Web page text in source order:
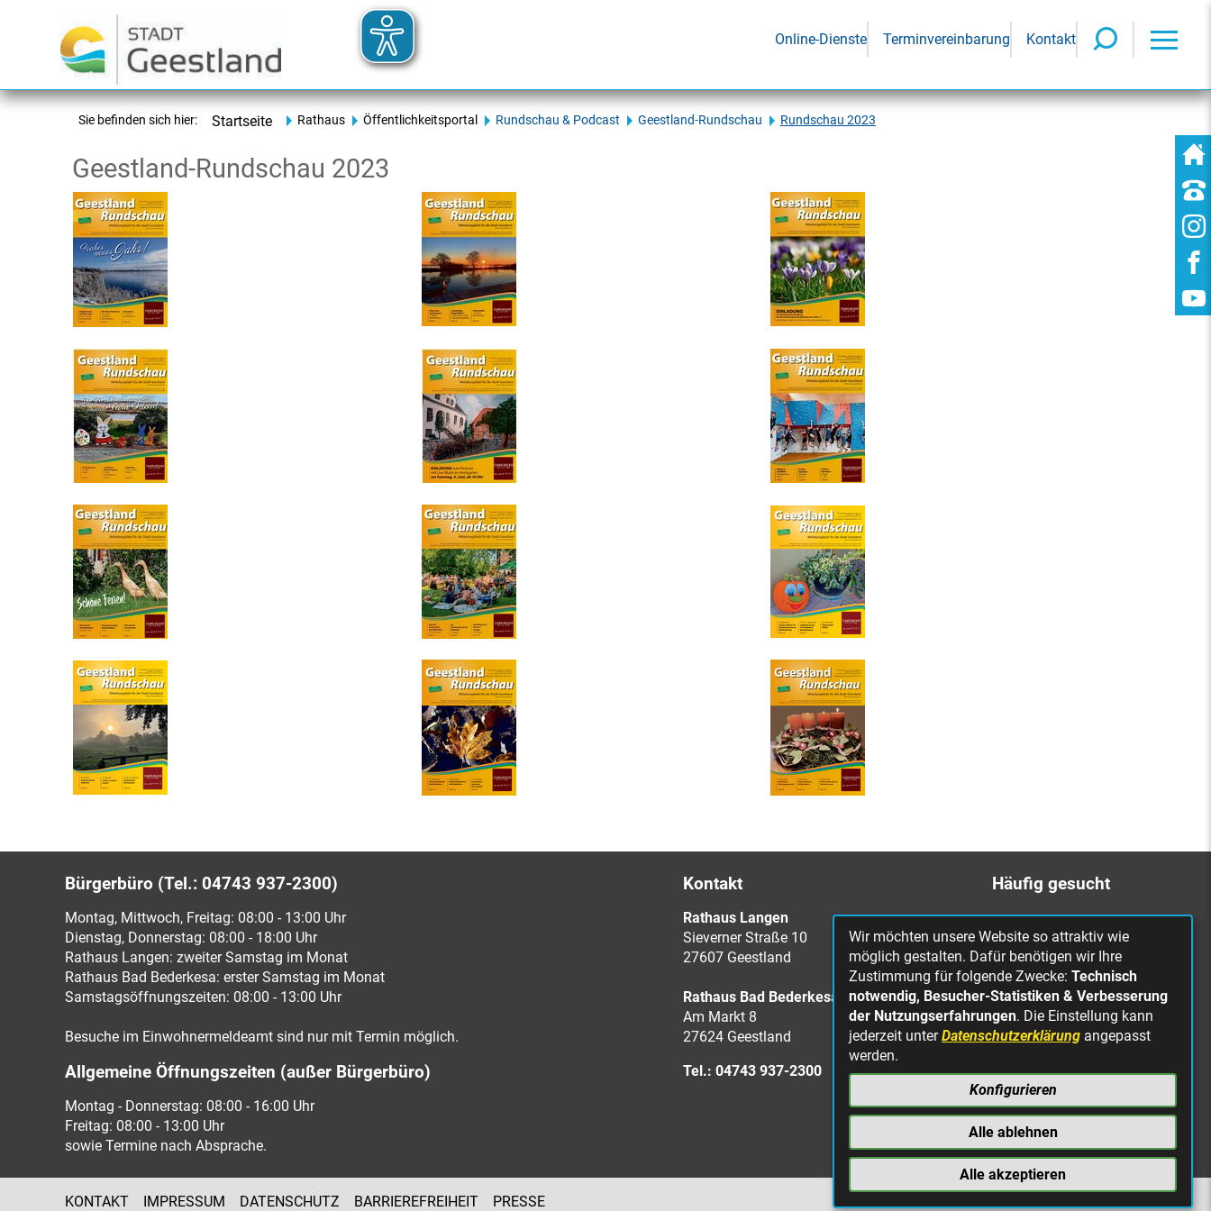
Online-Dienste Terminvereinbarung Kontakt
Sie befinden sich hier: Startseite Rathaus Öffentlichkeitsportal Rundschau & Podcast Geestland-Rundschau Rundschau 2023
Geestland-Rundschau 2023
Bürgerbüro (Tel.: 04743 937-2300)
Montag, Mittwoch, Freitag: 08:00 - 13:00 Uhr
Dienstag, Donnerstag: 08:00 - 18:00 Uhr
Rathaus Langen: zweiter Samstag im Monat
Rathaus Bad Bederkesa: erster Samstag im Monat
Samstagsöffnungszeiten: 08:00 - 13:00 Uhr
Besuche im Einwohnermeldeamt sind nur mit Termin möglich.
Allgemeine Öffnungszeiten (außer Bürgerbüro)
Montag - Donnerstag: 08:00 - 16:00 Uhr
Freitag: 08:00 - 13:00 Uhr
sowie Termine nach Absprache.
Kontakt
Rathaus Langen
Sieverner Straße 10
27607 Geestland
Rathaus Bad Bederkesa
Am Markt 8
27624 Geestland
Tel.: 04743 937-2300
Häufig gesucht
Bürgerbüro
Online Rathaus
Was erledige ich wo?
Stellenangebote
Mängelmeldung
defekt
KONTAKT IMPRESSUM DATENSCHUTZ BARRIEREFREIHEIT PRESSE
Wir möchten unsere Website so attraktiv wie
möglich gestalten. Dafür benötigen wir Ihre
Zustimmung für folgende Zwecke: Technisch
notwendig, Besucher-Statistiken & Verbesserung
der Nutzungserfahrungen. Die Einstellung kann
jederzeit unterDatenschutzerklärung angepasst
werden.
Konfigurieren
Alle ablehnen
Alle akzeptieren